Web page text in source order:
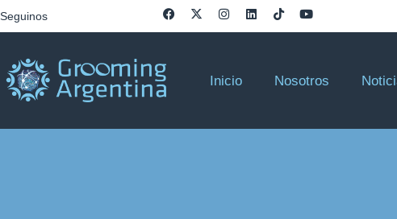
Seguinos
Inicio Nosotros